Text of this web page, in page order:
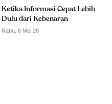
Ketika Informasi Cepat Lebih
Dulu dari Kebenaran
Rabu, 6 Mei 26